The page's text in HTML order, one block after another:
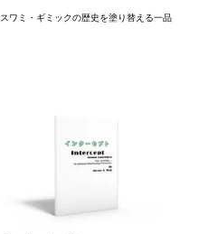
スワミ・ギミックの歴史を塗り替える一品